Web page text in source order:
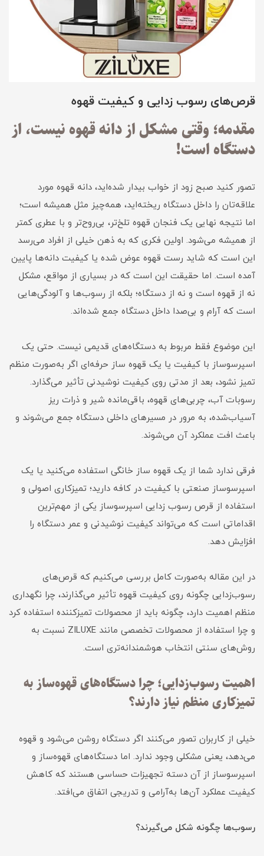
قرص‌های رسوب زدایی و کیفیت قهوه
مقدمه؛ وقتی مشکل از دانه قهوه نیست، از
دستگاه است!
تصور کنید صبح زود از خواب بیدار شده‌اید، دانه قهوه مورد
علاقه‌تان را داخل دستگاه ریخته‌اید، همه‌چیز مثل همیشه است؛
اما نتیجه نهایی یک فنجان قهوه تلخ‌تر، بی‌روح‌تر و با عطری کمتر
از همیشه می‌شود. اولین فکری که به ذهن خیلی از افراد می‌رسد
این است که شاید رست قهوه عوض شده یا کیفیت دانه‌ها پایین
آمده است. اما حقیقت این است که در بسیاری از مواقع، مشکل
نه از قهوه است و نه از دستگاه؛ بلکه از رسوب‌ها و آلودگی‌هایی
است که آرام و بی‌صدا داخل دستگاه جمع شده‌اند.
این موضوع فقط مربوط به دستگاه‌های قدیمی نیست. حتی یک
اسپرسوساز با کیفیت یا یک قهوه ساز حرفه‌ای اگر به‌صورت منظم
تمیز نشود، بعد از مدتی روی کیفیت نوشیدنی تأثیر می‌گذارد.
رسوبات آب، چربی‌های قهوه، باقی‌مانده شیر و ذرات ریز
آسیاب‌شده، به مرور در مسیرهای داخلی دستگاه جمع می‌شوند و
باعث افت عملکرد آن می‌شوند.
فرقی ندارد شما از یک قهوه ساز خانگی استفاده می‌کنید یا یک
اسپرسوساز صنعتی با کیفیت در کافه دارید؛ تمیزکاری اصولی و
استفاده از قرص رسوب زدایی اسپرسوساز یکی از مهم‌ترین
اقداماتی است که می‌تواند کیفیت نوشیدنی و عمر دستگاه را
افزایش دهد.
در این مقاله به‌صورت کامل بررسی می‌کنیم که قرص‌های
رسوب‌زدایی چگونه روی کیفیت قهوه تأثیر می‌گذارند، چرا نگهداری
منظم اهمیت دارد، چگونه باید از محصولات تمیزکننده استفاده کرد
و چرا استفاده از محصولات تخصصی مانند ZILUXE نسبت به
روش‌های سنتی انتخاب هوشمندانه‌تری است.
اهمیت رسوب‌زدایی؛ چرا دستگاه‌های قهوه‌ساز به
تمیزکاری منظم نیاز دارند؟
خیلی از کاربران تصور می‌کنند اگر دستگاه روشن می‌شود و قهوه
می‌دهد، یعنی مشکلی وجود ندارد. اما دستگاه‌های قهوه‌ساز و
اسپرسوساز از آن دسته تجهیزات حساسی هستند که کاهش
کیفیت عملکرد آن‌ها به‌آرامی و تدریجی اتفاق می‌افتد.
رسوب‌ها چگونه شکل می‌گیرند؟